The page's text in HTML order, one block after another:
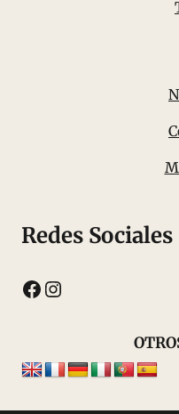
Redes Sociales
Facebook
Instagram